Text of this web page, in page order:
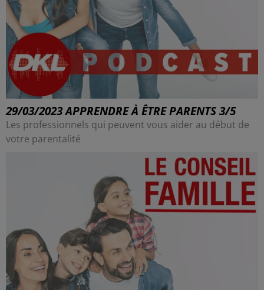
29/03/2023 APPRENDRE À ÊTRE PARENTS 3/5
Les professionnels qui peuvent vous aider au début de
votre parentalité